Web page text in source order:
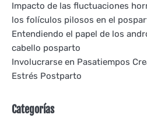
Impacto de las fluctuaciones
los folículos pilosos en el
Entendiendo el papel de los
cabello posparto
Involucrarse en Pasatiempos
Estrés Postparto
Categorías